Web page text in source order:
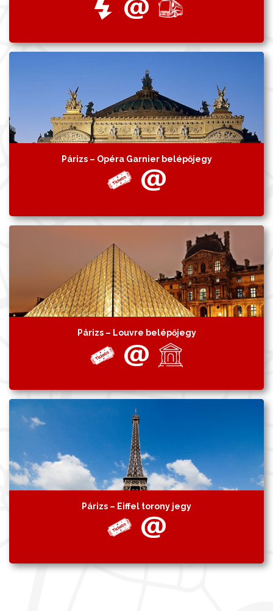
Párizs – Opéra Garnier belépőjegy
Párizs – Louvre belépőjegy
Párizs – Eiffel torony jegy